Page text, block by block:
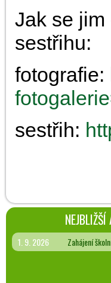
Jak se
sestřihu:
fotografie:
sestřih:
NEJBLIŽŠÍ
1. 9. 2026 Zahájení